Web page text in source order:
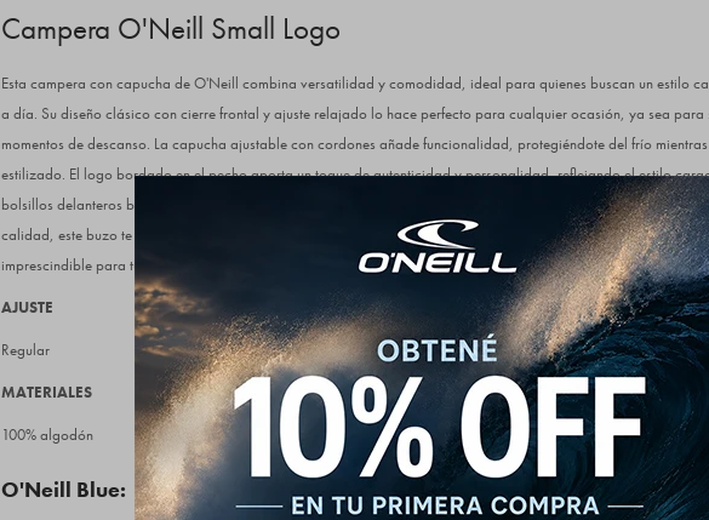
Campera O'Neill Small Logo
Esta campera con capucha de O'Neill combina versatilidad y comodidad, ideal para quienes buscan un estilo
a día. Su diseño clásico con cierre frontal y ajuste relajado lo hace perfecto para cualquier ocasión, ya sea
momentos de descanso. La capucha ajustable con cordones añade funcionalidad, protegiéndote del frío
estilizado. El logo bordado en el pecho aporta un toque de autenticidad y personalidad, reflejando el estilo
bolsillos delanteros brindan practicidad para llevar tus esenciales o mantener las manos abrigadas. Hecho con
calidad, este buzo te asegura confort y durabilidad en cada uso. Con un estilo que se adapta a múltiples
imprescindible para tu armario.
AJUSTE
Regular
MATERIALES
100% algodón
O'Neill Blue: